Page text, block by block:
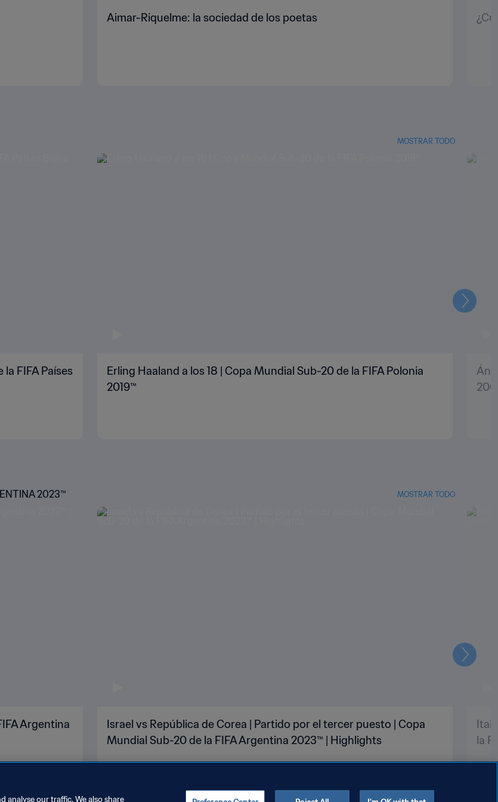
Aimar-Riquelme: la sociedad de los poetas
MOSTRAR TODO
FIFA Países
Erling Haaland a los 18 | Copa Mundial Sub-20 de la FIFA Polonia
2019™
2023™ MOSTRAR TODO
Argentina
Israel vs República de Corea | Partido por el tercer puesto | Copa
Mundial Sub-20 de la FIFA Argentina 2023™ | Highlights
la
analyse our traffic. We also share